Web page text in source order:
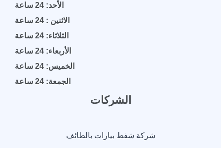
الأحد: 24 ساعة
الاثنين : 24 ساعة
الثلاثاء: 24 ساعة
الأربعاء: 24 ساعة
الخميس: 24 ساعة
الجمعة: 24 ساعة
الشركات
شركة شفط بيارات بالطائف